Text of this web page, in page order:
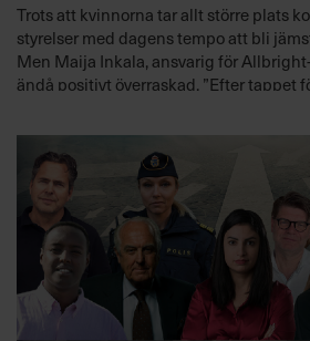
Trots att kvinnorna tar allt större plats
styrelser med dagens tempo att bli
Men Maija Inkala, ansvarig för
ändå positivt överraskad. ”Efter tappet
ledningsgrupperna som står bakom
organisationerna.”